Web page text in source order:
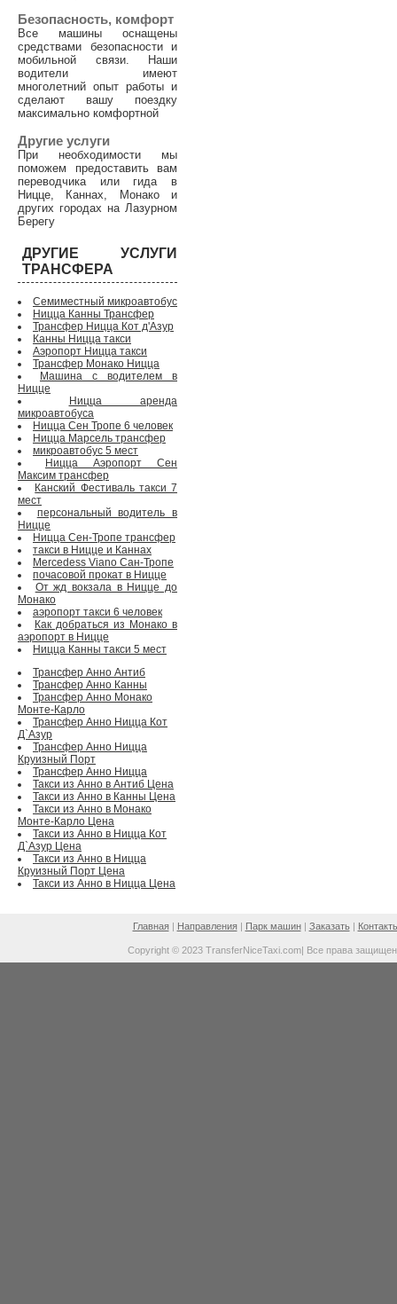
Безопасность, комфорт
Все машины оснащены
средствами безопасности и
мобильной связи. Наши
водители имеют
многолетний опыт работы и
сделают вашу поездку
максимально комфортной
Другие услуги
При необходимости мы
поможем предоставить вам
переводчика или гида в
Ницце, Каннах, Монако и
других городах на Лазурном
Берегу
ДРУГИЕ УСЛУГИ
ТРАНСФЕРА
Семиместный микроавтобус
Ницца Канны Трансфер
Трансфер Ницца Кот д'Азур
Канны Ницца такси
Аэропорт Ницца такси
Трансфер Монако Ницца
Машина с водителем в
Ницце
Ницца аренда
микроавтобуса
Ницца Сен Тропе 6 человек
Ницца Марсель трансфер
микроавтобус 5 мест
Ницца Аэропорт Сен
Максим трансфер
Канский Фестиваль такси 7
мест
персональный водитель в
Ницце
Ницца Сен-Тропе трансфер
такси в Ницце и Каннах
Mercedess Viano Сан-Тропе
почасовой прокат в Ницце
От жд вокзала в Ницце до
Монако
аэропорт такси 6 человек
Как добраться из Монако в
аэропорт в Ницце
Ницца Канны такси 5 мест
Трансфер Анно Антиб
Трансфер Анно Канны
Трансфер Анно Монако
Монте-Карло
Трансфер Анно Ницца Кот
Д`Азур
Трансфер Анно Ницца
Круизный Порт
Трансфер Анно Ницца
Такси из Анно в Антиб Цена
Такси из Анно в Канны Цена
Такси из Анно в Монако
Монте-Карло Цена
Такси из Анно в Ницца Кот
Д`Азур Цена
Такси из Анно в Ницца
Круизный Порт Цена
Такси из Анно в Ницца Цена
Главная| Направления| Парк машин| Заказать|
Copyright © 2023 TransferNiceTaxi.com| Все права